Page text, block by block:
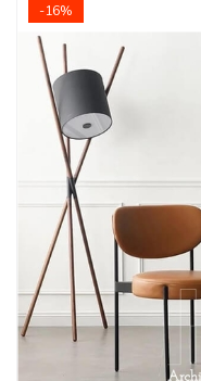
Khung ghế thoạt nhìn
những góc cong tinh
trước và ngả nhẹ ra
ngồi một cách hoàn
mút cao cấp có khả
ngoài được bọc da
-16%